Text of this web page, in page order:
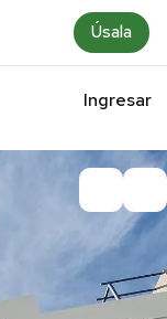
Úsala
Ingresar